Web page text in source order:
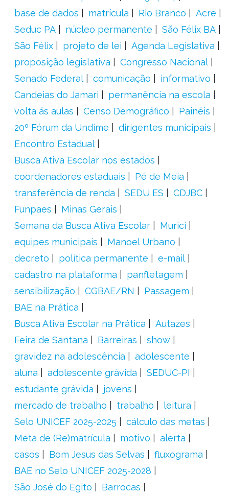
base de dados
matrícula Rio Branco
Acre
Seduc PA
núcleo permanente
São Félix BA
São Félix
projeto de lei
Agenda Legislativa
proposição legislativa
Congresso Nacional
Senado Federal
comunicação
informativo
Candeias do Jamari
permanência na escola
volta ás aulas
Censo Demográfico
Painéis
20º Fórum da Undime
dirigentes municipais
Encontro Estadual
Busca Ativa Escolar nos estados
coordenadores estaduais
Pé de Meia
transferência de renda
SEDU ES
CDJBC
Funpaes
Minas Gerais
Semana da Busca Ativa Escolar
Murici
equipes municipais
Manoel Urbano
decreto
política permanente
e-mail
cadastro na plataforma
panfletagem
sensibilização
CGBAE/RN
Passagem
BAE na Prática
Busca Ativa Escolar na Prática
Autazes
Feira de Santana
Barreiras
show
gravidez na adolescência
adolescente
aluna
adolescente grávida
SEDUC-PI
estudante grávida
jovens
mercado de trabalho
trabalho
leitura
Selo UNICEF 2025-2025
cálculo das metas
Meta de (Re)matrícula
motivo
alerta
casos
Bom Jesus das Selvas
fluxograma
BAE no Selo UNICEF 2025-2028
São José do Egito
Barrocas